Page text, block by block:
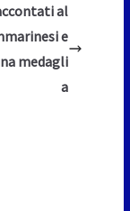
al
e
medagli
a